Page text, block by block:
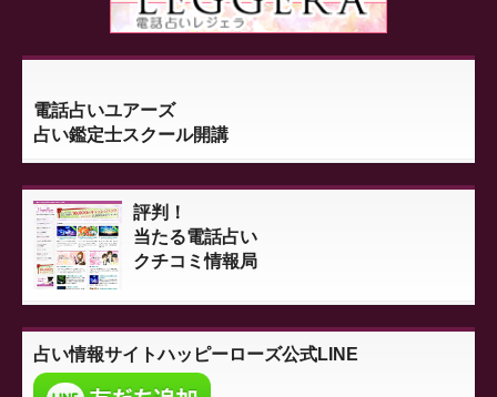
電話占いユアーズ
占い鑑定士スクール開講
評判！
当たる電話占い
クチコミ情報局
占い情報サイトハッピーローズ公式LINE